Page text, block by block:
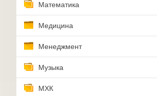
Математика
Медицина
Менеджмент
Музыка
МХК